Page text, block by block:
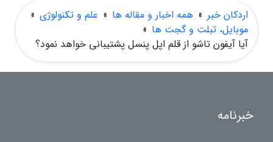
اردکان خبر » همه اخبار و مقاله ها » علم و تکنولوژی »
موبایل، تبلت و گجت ها »
آیا آیفون تاشو از قلم اپل پنسل پشتیبانی خواهد نمود؟
خبرنامه